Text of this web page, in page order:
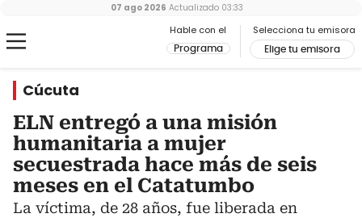
Hable con el
Programa
Selecciona tu emisora
Elige tu emisora
07 ago 2026 Actualizado 03:33
Cúcuta
ELN entregó a una misión
humanitaria a mujer
secuestrada hace más de seis
meses en el Catatumbo
La víctima, de 28 años, fue liberada en